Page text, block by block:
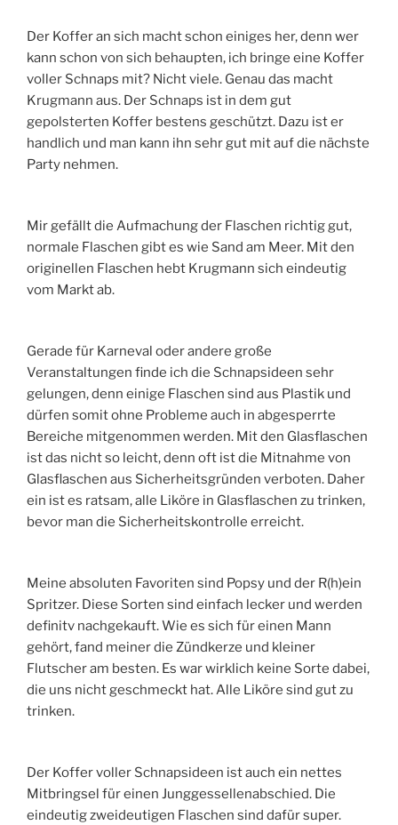
Der Koffer an sich macht schon einiges her, denn wer
kann schon von sich behaupten, ich bringe eine Koffer
voller Schnaps mit? Nicht viele. Genau das macht
Krugmann aus. Der Schnaps ist in dem gut
gepolsterten Koffer bestens geschützt. Dazu ist er
handlich und man kann ihn sehr gut mit auf die nächste
Party nehmen.
Mir gefällt die Aufmachung der Flaschen richtig gut,
normale Flaschen gibt es wie Sand am Meer. Mit den
originellen Flaschen hebt Krugmann sich eindeutig
vom Markt ab.
Gerade für Karneval oder andere große
Veranstaltungen finde ich die Schnapsideen sehr
gelungen, denn einige Flaschen sind aus Plastik und
dürfen somit ohne Probleme auch in abgesperrte
Bereiche mitgenommen werden. Mit den Glasflaschen
ist das nicht so leicht, denn oft ist die Mitnahme von
Glasflaschen aus Sicherheitsgründen verboten. Daher
ein ist es ratsam, alle Liköre in Glasflaschen zu trinken,
bevor man die Sicherheitskontrolle erreicht.
Meine absoluten Favoriten sind Popsy und der R(h)ein
Spritzer. Diese Sorten sind einfach lecker und werden
definitv nachgekauft. Wie es sich für einen Mann
gehört, fand meiner die Zündkerze und kleiner
Flutscher am besten. Es war wirklich keine Sorte dabei,
die uns nicht geschmeckt hat. Alle Liköre sind gut zu
trinken.
Der Koffer voller Schnapsideen ist auch ein nettes
Mitbringsel für einen Junggessellenabschied. Die
eindeutig zweideutigen Flaschen sind dafür super.